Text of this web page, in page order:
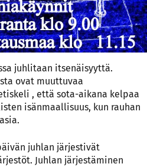
juhlitaan itsenäisyyttä.
ovat muuttuvaa
, että sota-aikana kelpaa
isänmaallisuus, kun rauhan
juhlan järjestivät
Juhlan järjestäminen